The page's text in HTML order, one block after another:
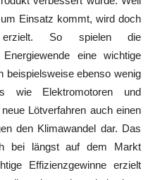
Einsatz kommt, wird doch
erzielt. So spielen die
eine wichtige
beispielsweise ebenso wenig
wie Elektromotoren und
Lötverfahren auch einen
den Klimawandel dar. Das
bei längst auf dem Markt
Effizienzgewinne erzielt